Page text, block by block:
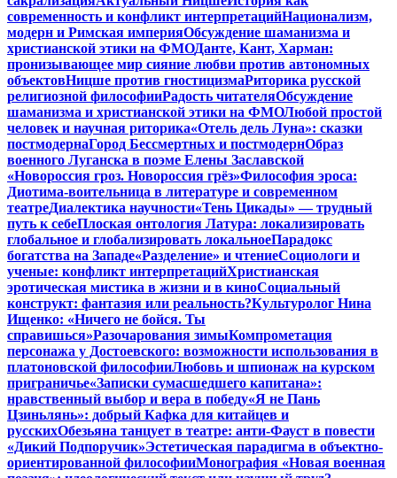
современность и конфликт интерпретацийНационализм,
модерн и Римская империяОбсуждение шаманизма и
христианской этики на ФМОДанте, Кант, Харман:
пронизывающее мир сияние любви против автономных
объектовНицше против гностицизмаРиторика русской
религиозной философииРадость читателяОбсуждение
шаманизма и христианской этики на ФМОЛюбой простой
человек и научная риторика«Отель дель Луна»: сказки
постмодернаГород Бессмертных и постмодернОбраз
военного Луганска в поэме Елены Заславской
«Новороссия гроз. Новороссия грёз»Философия эроса:
Диотима-воительница в литературе и современном
театреДиалектика научности«Тень Цикады» — трудный
путь к себеПлоская онтология Латура: локализировать
глобальное и глобализировать локальноеПарадокс
богатства на Западе«Разделение» и чтениеСоциологи и
ученые: конфликт интерпретацийХристианская
эротическая мистика в жизни и в киноСоциальный
конструкт: фантазия или реальность?Культуролог Нина
Ищенко: «Ничего не бойся. Ты
справишься»Разочарования зимыКомпрометация
персонажа у Достоевского: возможности использования в
платоновской философииЛюбовь и шпионаж на курском
приграничье«Записки сумасшедшего капитана»:
нравственный выбор и вера в победу«Я не Пань
Цзиньлянь»: добрый Кафка для китайцев и
русскихОбезьяна танцует в театре: анти-Фауст в повести
«Дикий Подпоручик»Эстетическая парадигма в объектно-
ориентированной философииМонография «Новая военная